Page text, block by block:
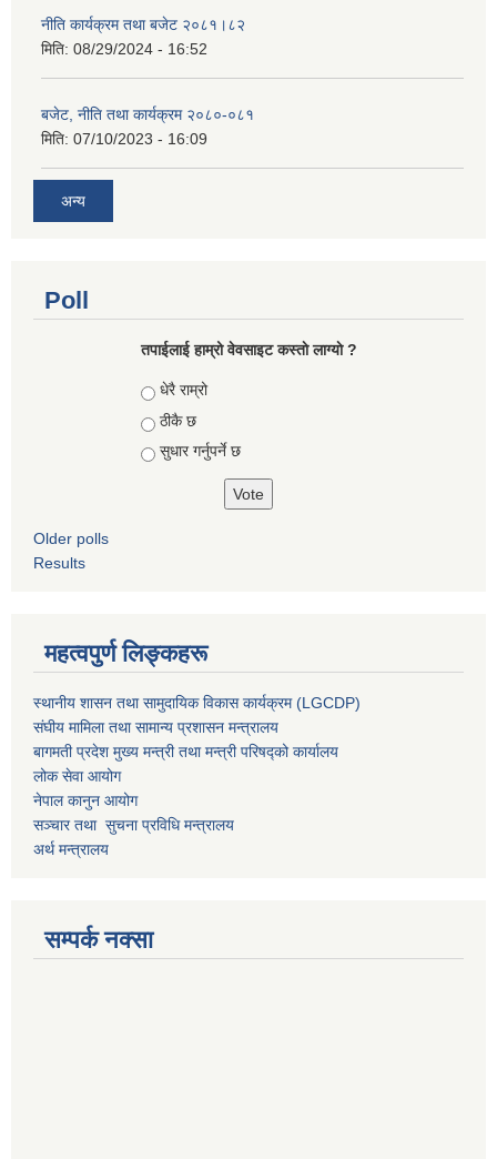
नीति कार्यक्रम तथा बजेट २०८१।८२
मिति: 08/29/2024 - 16:52
बजेट, नीति तथा कार्यक्रम २०८०-०८१
मिति: 07/10/2023 - 16:09
अन्य
Poll
तपाईलाई हाम्रो वेवसाइट कस्ताे लाग्याे ?
Choices
धेरै राम्रो
ठीकै छ
सुधार गर्नुपर्ने छ
Older polls
Results
महत्वपुर्ण लिङ्कहरू
स्थानीय शासन तथा सामुदायिक विकास कार्यक्रम (LGCDP)
संघीय मामिला तथा सामान्य प्रशासन मन्त्रालय
बागमती प्रदेश मुख्य मन्त्री तथा मन्त्री परिषद्को कार्यालय
लोक सेवा आयोग
नेपाल कानुन आयोग
सञ्चार तथा सुचना प्रविधि मन्त्रालय
अर्थ मन्त्रालय
सम्पर्क नक्सा